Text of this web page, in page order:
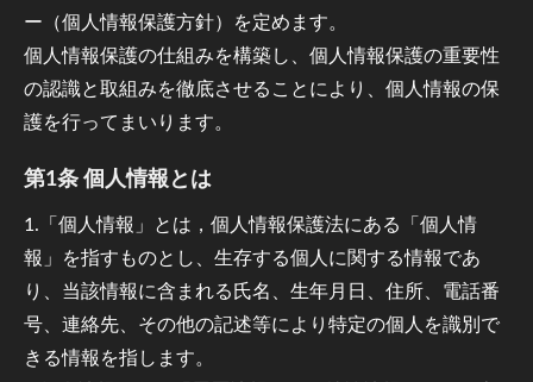
ー（個人情報保護方針）を定めます。
個人情報保護の仕組みを構築し、個人情報保護の重要性
の認識と取組みを徹底させることにより、個人情報の保
護を行ってまいります。
第1条 個人情報とは
1.「個人情報」とは，個人情報保護法にある「個人情
報」を指すものとし、生存する個人に関する情報であ
り、当該情報に含まれる氏名、生年月日、住所、電話番
号、連絡先、その他の記述等により特定の個人を識別で
きる情報を指します。